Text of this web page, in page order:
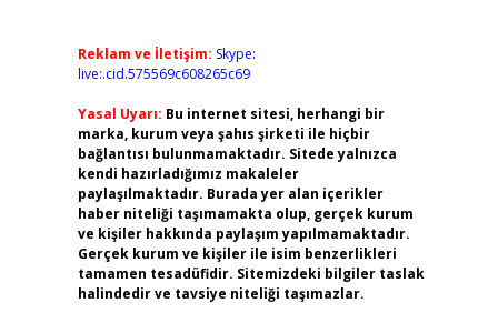
Reklam ve İletişim: Skype:
live:.cid.575569c608265c69
Yasal Uyarı: Bu internet sitesi, herhangi bir
marka, kurum veya şahıs şirketi ile hiçbir
bağlantısı bulunmamaktadır. Sitede yalnızca
kendi hazırladığımız makaleler
paylaşılmaktadır. Burada yer alan içerikler
haber niteliği taşımamakta olup, gerçek kurum
ve kişiler hakkında paylaşım yapılmamaktadır.
Gerçek kurum ve kişiler ile isim benzerlikleri
tamamen tesadüfidir. Sitemizdeki bilgiler taslak
halindedir ve tavsiye niteliği taşımazlar.